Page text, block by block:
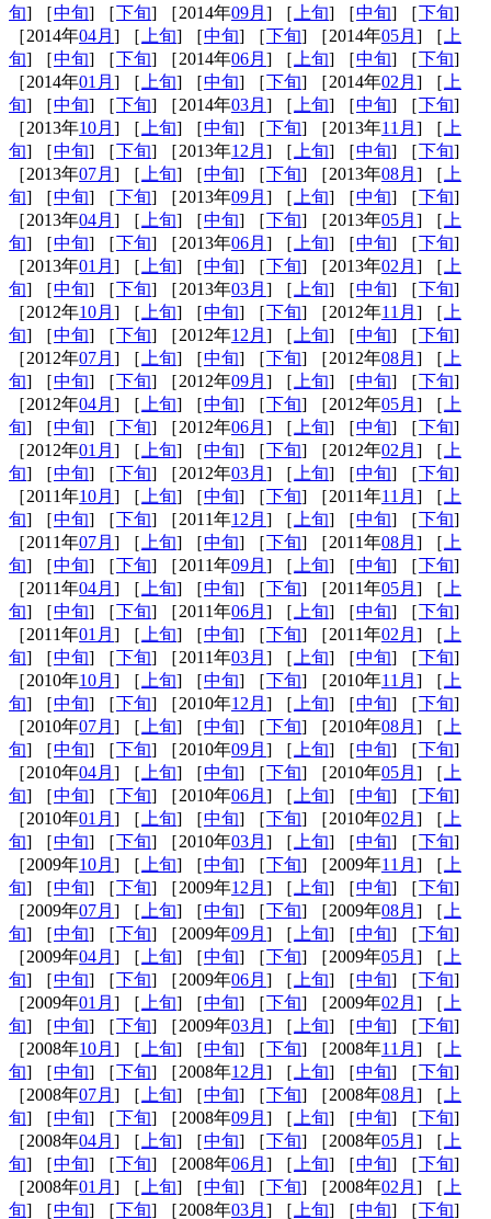
旬] ［中旬] ［下旬] ［2014年09月 ] ［ 上旬] ［中旬] ［下旬]
［2014年04月 ] ［ 上旬] ［中旬] ［下旬] ［2014年05月 ] ［ 上
旬] ［中旬] ［下旬] ［2014年06月 ] ［ 上旬] ［中旬] ［下旬]
［2014年01月 ] ［ 上旬] ［中旬] ［下旬] ［2014年02月 ] ［ 上
旬] ［中旬] ［下旬] ［2014年03月 ] ［ 上旬] ［中旬] ［下旬]
［2013年10月 ] ［ 上旬] ［中旬] ［下旬] ［2013年11月 ] ［ 上
旬] ［中旬] ［下旬] ［2013年12月 ] ［ 上旬] ［中旬] ［下旬]
［2013年07月 ] ［ 上旬] ［中旬] ［下旬] ［2013年08月 ] ［ 上
旬] ［中旬] ［下旬] ［2013年09月 ] ［ 上旬] ［中旬] ［下旬]
［2013年04月 ] ［ 上旬] ［中旬] ［下旬] ［2013年05月 ] ［ 上
旬] ［中旬] ［下旬] ［2013年06月 ] ［ 上旬] ［中旬] ［下旬]
［2013年01月 ] ［ 上旬] ［中旬] ［下旬] ［2013年02月 ] ［ 上
旬] ［中旬] ［下旬] ［2013年03月 ] ［ 上旬] ［中旬] ［下旬]
［2012年10月 ] ［ 上旬] ［中旬] ［下旬] ［2012年11月 ] ［ 上
旬] ［中旬] ［下旬] ［2012年12月 ] ［ 上旬] ［中旬] ［下旬]
［2012年07月 ] ［ 上旬] ［中旬] ［下旬] ［2012年08月 ] ［ 上
旬] ［中旬] ［下旬] ［2012年09月 ] ［ 上旬] ［中旬] ［下旬]
［2012年04月 ] ［ 上旬] ［中旬] ［下旬] ［2012年05月 ] ［ 上
旬] ［中旬] ［下旬] ［2012年06月 ] ［ 上旬] ［中旬] ［下旬]
［2012年01月 ] ［ 上旬] ［中旬] ［下旬] ［2012年02月 ] ［ 上
旬] ［中旬] ［下旬] ［2012年03月 ] ［ 上旬] ［中旬] ［下旬]
［2011年10月 ] ［ 上旬] ［中旬] ［下旬] ［2011年11月 ] ［ 上
旬] ［中旬] ［下旬] ［2011年12月 ] ［ 上旬] ［中旬] ［下旬]
［2011年07月 ] ［ 上旬] ［中旬] ［下旬] ［2011年08月 ] ［ 上
旬] ［中旬] ［下旬] ［2011年09月 ] ［ 上旬] ［中旬] ［下旬]
［2011年04月 ] ［ 上旬] ［中旬] ［下旬] ［2011年05月 ] ［ 上
旬] ［中旬] ［下旬] ［2011年06月 ] ［ 上旬] ［中旬] ［下旬]
［2011年01月 ] ［ 上旬] ［中旬] ［下旬] ［2011年02月 ] ［ 上
旬] ［中旬] ［下旬] ［2011年03月 ] ［ 上旬] ［中旬] ［下旬]
［2010年10月 ] ［ 上旬] ［中旬] ［下旬] ［2010年11月 ] ［ 上
旬] ［中旬] ［下旬] ［2010年12月 ] ［ 上旬] ［中旬] ［下旬]
［2010年07月 ] ［ 上旬] ［中旬] ［下旬] ［2010年08月 ] ［ 上
旬] ［中旬] ［下旬] ［2010年09月 ] ［ 上旬] ［中旬] ［下旬]
［2010年04月 ] ［ 上旬] ［中旬] ［下旬] ［2010年05月 ] ［ 上
旬] ［中旬] ［下旬] ［2010年06月 ] ［ 上旬] ［中旬] ［下旬]
［2010年01月 ] ［ 上旬] ［中旬] ［下旬] ［2010年02月 ] ［ 上
旬] ［中旬] ［下旬] ［2010年03月 ] ［ 上旬] ［中旬] ［下旬]
［2009年10月 ] ［ 上旬] ［中旬] ［下旬] ［2009年11月 ] ［ 上
旬] ［中旬] ［下旬] ［2009年12月 ] ［ 上旬] ［中旬] ［下旬]
［2009年07月 ] ［ 上旬] ［中旬] ［下旬] ［2009年08月 ] ［ 上
旬] ［中旬] ［下旬] ［2009年09月 ] ［ 上旬] ［中旬] ［下旬]
［2009年04月 ] ［ 上旬] ［中旬] ［下旬] ［2009年05月 ] ［ 上
旬] ［中旬] ［下旬] ［2009年06月 ] ［ 上旬] ［中旬] ［下旬]
［2009年01月 ] ［ 上旬] ［中旬] ［下旬] ［2009年02月 ] ［ 上
旬] ［中旬] ［下旬] ［2009年03月 ] ［ 上旬] ［中旬] ［下旬]
［2008年10月 ] ［ 上旬] ［中旬] ［下旬] ［2008年11月 ] ［ 上
旬] ［中旬] ［下旬] ［2008年12月 ] ［ 上旬] ［中旬] ［下旬]
［2008年07月 ] ［ 上旬] ［中旬] ［下旬] ［2008年08月 ] ［ 上
旬] ［中旬] ［下旬] ［2008年09月 ] ［ 上旬] ［中旬] ［下旬]
［2008年04月 ] ［ 上旬] ［中旬] ［下旬] ［2008年05月 ] ［ 上
旬] ［中旬] ［下旬] ［2008年06月 ] ［ 上旬] ［中旬] ［下旬]
［2008年01月 ] ［ 上旬] ［中旬] ［下旬] ［2008年02月 ] ［ 上
旬] ［中旬] ［下旬] ［2008年03月 ] ［ 上旬] ［中旬] ［下旬]